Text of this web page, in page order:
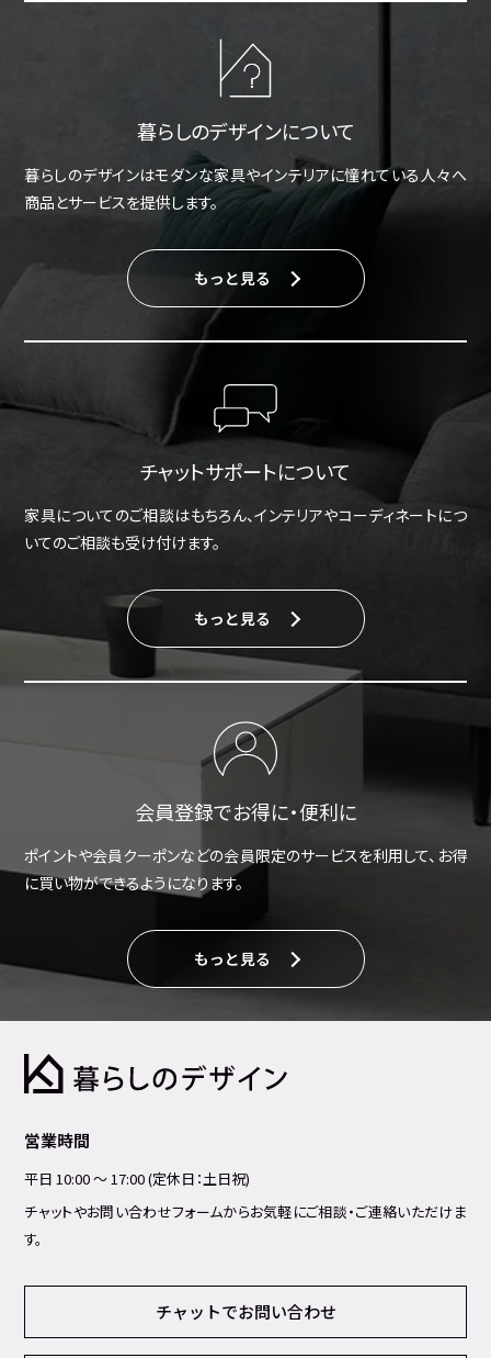
暮らしのデザインについて
暮らしのデザインはモダンな家具やインテリアに憧れている人々へ
商品とサービスを提供します。
もっと見る
チャットサポートについて
家具についてのご相談はもちろん、インテリアやコーディネートにつ
いてのご相談も受け付けます。
もっと見る
会員登録でお得に・便利に
ポイントや会員クーポンなどの会員限定のサービスを利用して、お得
に買い物ができるようになります。
もっと見る
営業時間
平日 10:00 ～ 17:00 (定休日：土日祝)
チャットやお問い合わせフォームからお気軽にご相談・ご連絡いただけま
す。
チャットでお問い合わせ